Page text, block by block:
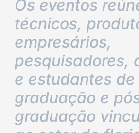
Os eventos
técnicos,
empresários,
pesquisadores,
e estudantes de
graduação e
graduação